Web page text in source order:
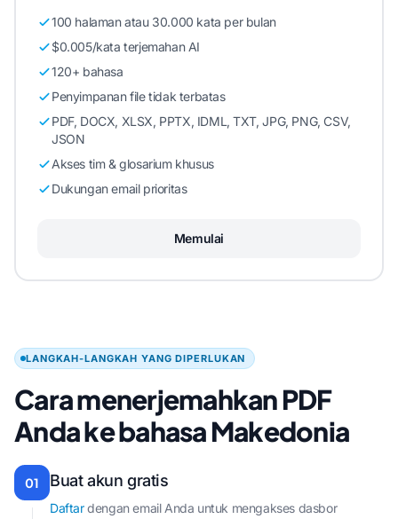
100 halaman atau 30.000 kata per bulan
$0.005/kata terjemahan AI
120+ bahasa
Penyimpanan file tidak terbatas
PDF, DOCX, XLSX, PPTX, IDML, TXT, JPG, PNG, CSV,
JSON
Akses tim & glosarium khusus
Dukungan email prioritas
Memulai
LANGKAH-LANGKAH YANG DIPERLUKAN
Cara menerjemahkan PDF
Anda ke bahasa Makedonia
01 Buat akun gratis
Daftardengan email Anda untuk mengakses dasbor